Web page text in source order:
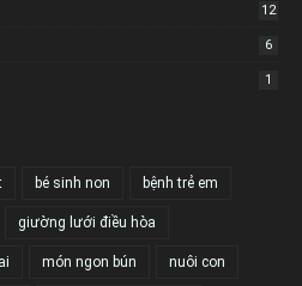
12
6
1
bé sinh non bệnh trẻ em
giường lưới điều hòa
món ngon bún nuôi con